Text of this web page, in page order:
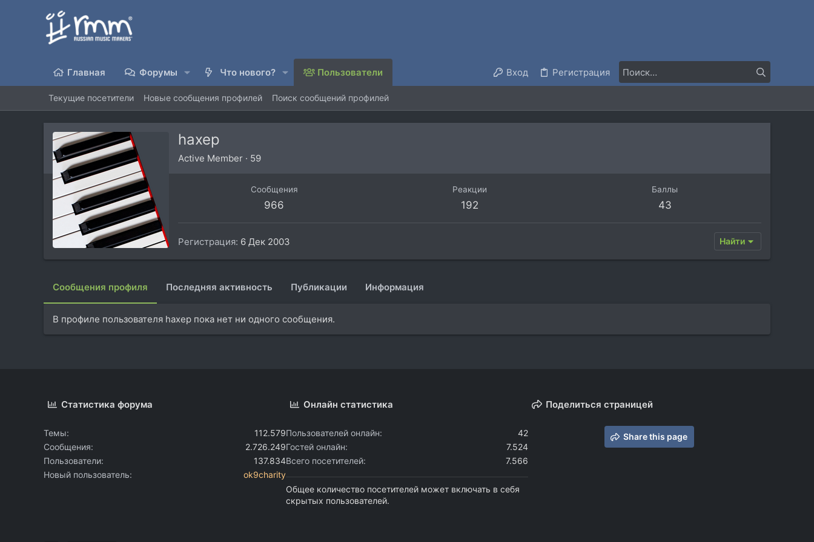
Главная Форумы Что нового? Пользователи Вход Регистрация
Текущие посетители Новые сообщения профилей Поиск сообщений профилей
haxep
Active Member · 59
Сообщения
966
Реакции
192
Баллы
43
Регистрация 6 Дек 2003 Найти
Сообщения профиля Последняя активность Публикации Информация
В профиле пользователя haxep пока нет ни одного сообщения.
Статистика форума
Темы
112.579
Сообщения
2.726.249
Пользователи
137.834
Новый пользователь
ok9charity
Онлайн статистика
Пользователей онлайн
42
Гостей онлайн
7.524
Всего посетителей
7.566
Общее количество посетителей может включать в себя
скрытых пользователей.
Поделиться страницей
Share this page